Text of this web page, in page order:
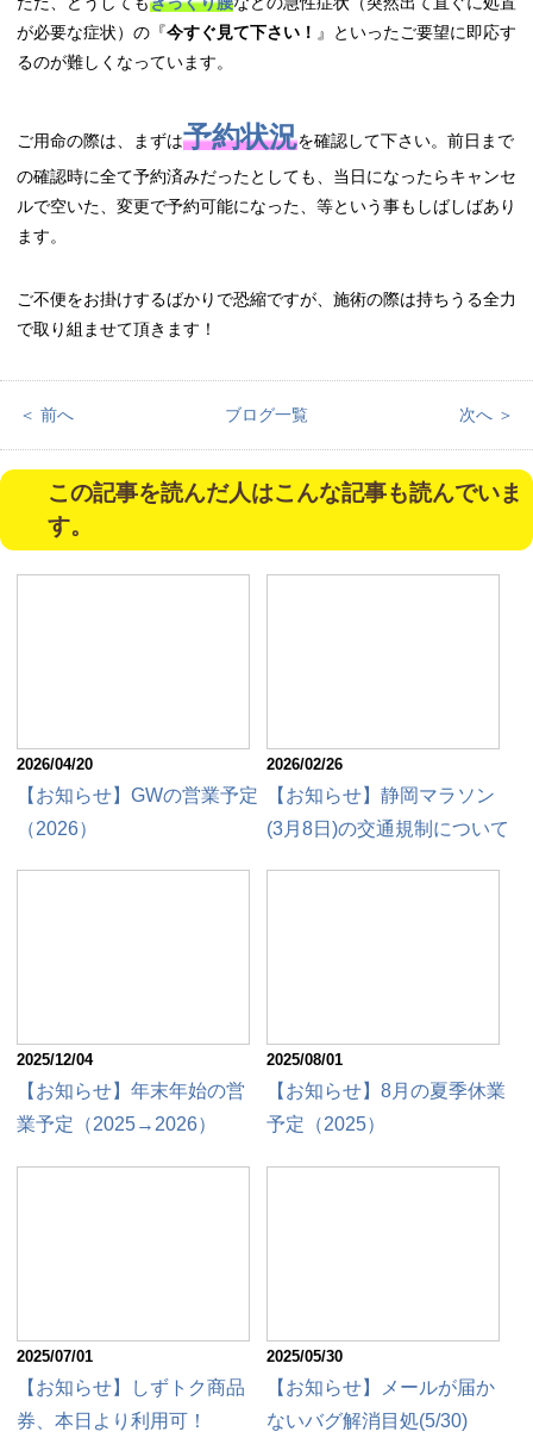
が必要な症状）の『今すぐ見て下さい！ 』といったご要望に即応す
るのが難しくなっています。
ご用命の際は、まずは予約状況を確認して下さい。前日まで
の確認時に全て予約済みだったとしても、当日になったらキャンセ
ルで空いた、変更で予約可能になった、等という事もしばしばあり
ます。
ご不便をお掛けするばかりで恐縮ですが、施術の際は持ちうる全力
で取り組ませて頂きます！
＜ 前へ ブログ一覧 次へ ＞
この記事を読んだ人はこんな記事も読んでいま
す。
2026/04/20
【お知らせ】GWの営業予定
（2026）
2026/02/26
【お知らせ】静岡マラソン
(3月8日)の交通規制について
2025/12/04
【お知らせ】年末年始の営
業予定（2025→2026）
2025/08/01
【お知らせ】8月の夏季休業
予定（2025）
2025/07/01
【お知らせ】しずトク商品
券、本日より利用可！
2025/05/30
【お知らせ】メールが届か
ないバグ解消目処(5/30)